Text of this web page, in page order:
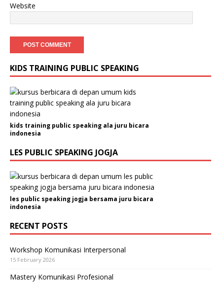
Website
KIDS TRAINING PUBLIC SPEAKING
kids training public speaking ala juru bicara
indonesia
LES PUBLIC SPEAKING JOGJA
les public speaking jogja bersama juru bicara
indonesia
RECENT POSTS
Workshop Komunikasi Interpersonal
15 February 2026
Mastery Komunikasi Profesional